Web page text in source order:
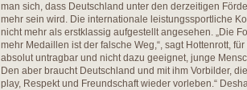
man sich, dass Deutschland unter den derzeitigen
mehr sein wird. Die internationale leistungssportliche
nicht mehr als erstklassig aufgestellt angesehen. „Die
mehr Medaillen ist der falsche Weg,“, sagt Hottenrott,
absolut untragbar und nicht dazu geeignet, junge
Den aber braucht Deutschland und mit ihm Vorbilder,
play, Respekt und Freundschaft wieder vorleben.“